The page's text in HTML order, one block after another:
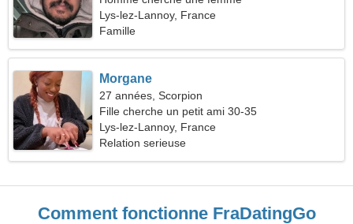
Lys-lez-Lannoy, France
Famille
Morgane
27 années, Scorpion
Fille cherche un petit ami 30-35
Lys-lez-Lannoy, France
Relation serieuse
Comment fonctionne FraDatingGo